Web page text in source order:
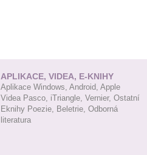
APLIKACE, VIDEA, E-KNIHY
Aplikace Windows, Android, Apple
Videa Pasco, iTriangle, Vernier, Ostatní
Eknihy Poezie, Beletrie, Odborná
literatura